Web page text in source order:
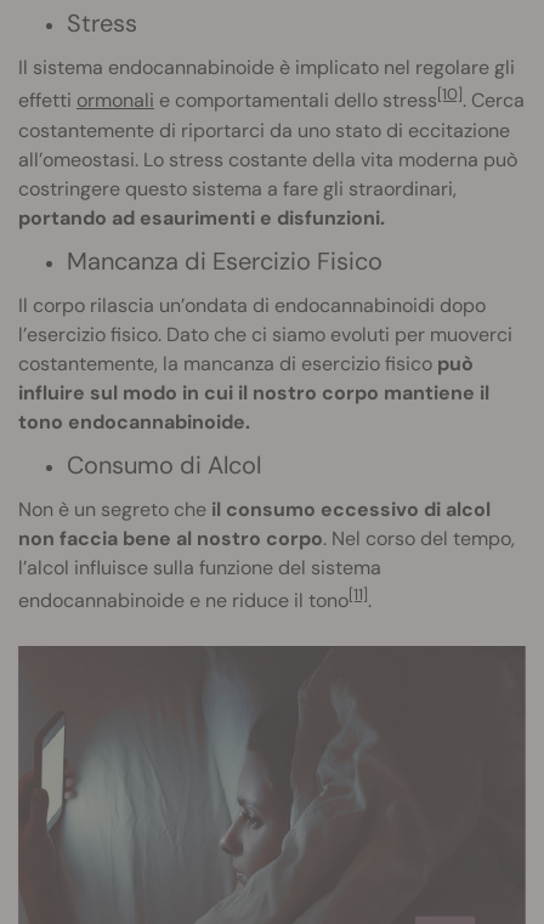
Stress
Il sistema endocannabinoide è implicato nel regolare gli
effetti ormonali e comportamentali dello stress[10]. Cerca
costantemente di riportarci da uno stato di eccitazione
all’omeostasi. Lo stress costante della vita moderna può
costringere questo sistema a fare gli straordinari,
portando ad esaurimenti e disfunzioni.
Mancanza di Esercizio Fisico
Il corpo rilascia un’ondata di endocannabinoidi dopo
l’esercizio fisico. Dato che ci siamo evoluti per muoverci
costantemente, la mancanza di esercizio fisico può
influire sul modo in cui il nostro corpo mantiene il
tono endocannabinoide.
Consumo di Alcol
Non è un segreto che il consumo eccessivo di alcol
non faccia bene al nostro corpo. Nel corso del tempo,
l’alcol influisce sulla funzione del sistema
endocannabinoide e ne riduce il tono[11].